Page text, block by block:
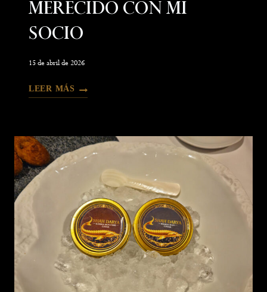
Merecido Con Mi
Socio
15 de abril de 2026
LEER MÁS